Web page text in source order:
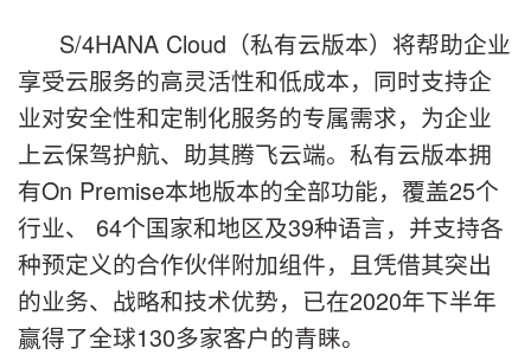
S/4HANA Cloud（私有云版本）将帮助企业
享受云服务的高灵活性和低成本，同时支持企
业对安全性和定制化服务的专属需求，为企业
上云保驾护航、助其腾飞云端。私有云版本拥
有On Premise本地版本的全部功能，覆盖25个
行业、 64个国家和地区及39种语言，并支持各
种预定义的合作伙伴附加组件，且凭借其突出
的业务、战略和技术优势，已在2020年下半年
赢得了全球130多家客户的青睐。